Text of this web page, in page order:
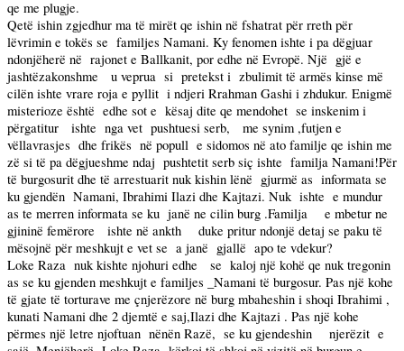
qe me plugje.
Qetë ishin zgjedhur ma të mirët qe ishin në fshatrat për rreth për
lëvrimin e tokës se familjes Namani. Ky fenomen ishte i pa dëgjuar
ndonjëherë në rajonet e Ballkanit, por edhe në Evropë. Një gjë e
jashtëzakonshme
u veprua si pretekst i zbulimit të armës kinse më
cilën ishte vrare roja e pyllit i ndjeri Rrahman Gashi i zhdukur. Enigmë
misterioze është edhe sot e kësaj dite qe mendohet se inskenim i
përgatitur
ishte nga vet pushtuesi serb,
me synim ,futjen e
vëllavrasjes dhe frikës në popull e sidomos në ato familje qe ishin me
zë si të pa dëgjueshme ndaj pushtetit serb siç ishte familja Namani!Për
të burgosurit dhe të arrestuarit nuk kishin lënë gjurmë as informata se
ku gjendën Namani, Ibrahimi Ilazi dhe Kajtazi. Nuk ishte e mundur
as te merren informata se ku janë ne cilin burg .Familja
e mbetur ne
gjininë femërore
ishte në ankth
duke pritur ndonjë detaj se paku të
mësojnë për meshkujt e vet se a janë gjallë apo te vdekur?
Loke Raza nuk kishte njohuri edhe se kaloj një kohë qe nuk tregonin
as se ku gjenden meshkujt e familjes _Namani të burgosur. Pas një kohe
të gjate të torturave me çnjerëzore në burg mbaheshin i shoqi Ibrahimi ,
kunati Namani dhe 2 djemtë e saj,Ilazi dhe Kajtazi . Pas një kohe
përmes një letre njoftuan nënën Razë, se ku gjendeshin njerëzit e